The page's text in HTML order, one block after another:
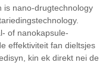
is nano-drugtechnology
of nanokapsule-
effektiviteit fan dieltsjes
kin ek direkt nei de